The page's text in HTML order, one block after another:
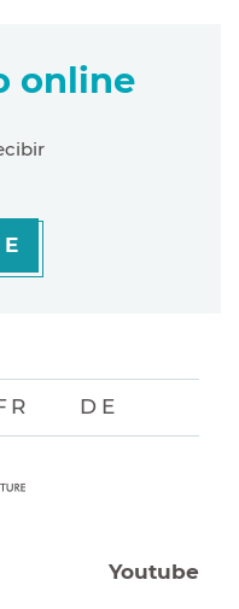
online
Youtube
DE